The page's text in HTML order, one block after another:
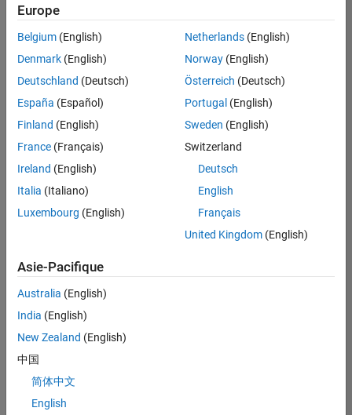
correspondant
à vos
critères
de
recherche.
Vous
pouvez
élargir
votre
recherche
ou
afficher
l’ensemble
d'emploi.
malgré
tout
vous
trouvez
pas
d'offre
Europe
Belgium (English)
Denmark (English)
Deutschland (Deutsch)
España (Español)
Finland (English)
France (Français)
Ireland (English)
Italia (Italiano)
Luxembourg (English)
Netherlands(English)
Norway(English)
Österreich (Deutsch)
Portugal (English)
Sweden (English)
Switzerland
Deutsch
English
Français
United Kingdom(English)
Asie-Pacifique
Australia (English)
India (English)
New Zealand (English)
中国
简体中文
English